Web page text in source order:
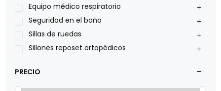
Sillas de ruedas Everest Jennings
Stealth products
Xiehe Medical
Equipo médico respiratorio
Seguridad en el baño
Sillas de ruedas
Sillones reposet ortopédicos
PRECIO